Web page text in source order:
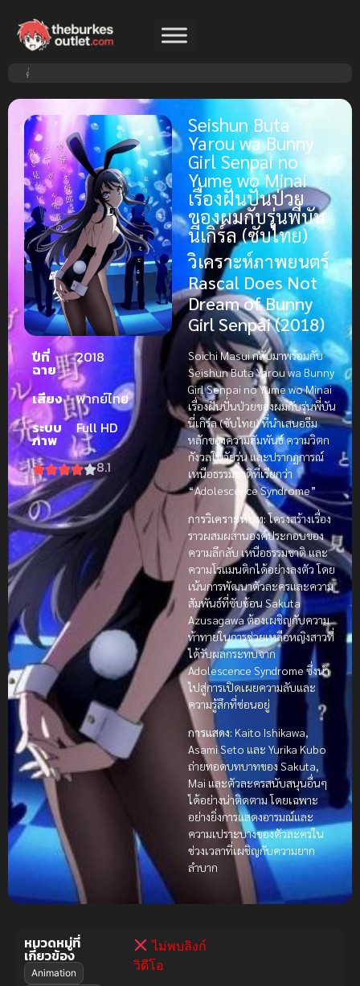
ปีที่
ฉาย
2018
เสียง
พากย์ไทย
ระบบ
ภาพ
Full HD
8.1
Seishun Buta
Yarou wa Bunny
Girl Senpai no
Yume wo Minai
เรื่องฝันปั่นป่วย
ของผมกับรุ่นพี่บัน
นี่เกิร์ล (ซับไทย)
วิเคราะห์ภาพยนตร์
Rascal Does Not
Dream of Bunny
Girl Senpai (2018)
Soichi Masui กลับมาพร้อมกับ
Seishun Buta Yarou wa Bunny
Girl Senpai no Yume wo Minai
เรื่องฝันปั่นป่วยของผมกับรุ่นพี่บัน
นี่เกิร์ล (ซับไทย) ที่นำเสนอธีม
หลักของความสัมพันธ์ ความวิตก
กังวลในวัยรุ่น และปรากฏการณ์
เหนือธรรมชาติที่เรียกว่า
“Adolescence Syndrome”
การวิเคราะห์บท:โครงสร้างเรื่อง
ราวผสมผสานองค์ประกอบของ
ความลึกลับ เหนือธรรมชาติ และ
ความโรแมนติกได้อย่างลงตัว โดย
เน้นการพัฒนาตัวละครและความ
สัมพันธ์ที่ซับซ้อน Sakuta
Azusagawa ต้องเผชิญกับความ
ท้าทายในการช่วยเหลือหญิงสาวที่
ได้รับผลกระทบจาก
Adolescence Syndrome ซึ่งนำ
ไปสู่การเปิดเผยความลับและ
ความรู้สึกที่ซ่อนอยู่
การแสดง: Kaito Ishikawa,
Asami Seto และ Yurika Kubo
ถ่ายทอดบทบาทของ Sakuta,
Mai และตัวละครสนับสนุนอื่นๆ
ได้อย่างน่าติดตาม โดยเฉพาะ
อย่างยิ่งการแสดงอารมณ์และ
ความเปราะบางของตัวละครใน
ช่วงเวลาที่เผชิญกับความยาก
ลำบาก
ไม่พบลิงก์
วิดีโอ
หมวดหมู่ที่
เกี่ยวข้อง
Animation